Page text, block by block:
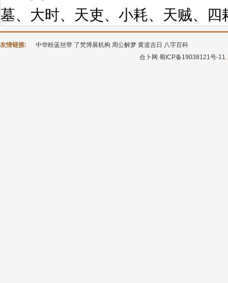
墓、大时、天吏、小耗、天贼、
友情链接: 中华粉蓝丝带 了梵博展机构 周公解梦 黄道吉日 八字百科
合卜网 蜀ICP备19038121号-11